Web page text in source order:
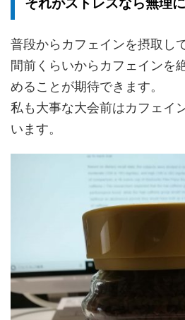
普段からカフェインを摂取し
間前くらいからカフェインを
めることが期待できます。
私も大事な大会前はカフェイ
います。